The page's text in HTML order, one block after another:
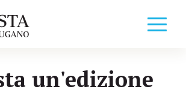
un'edizione